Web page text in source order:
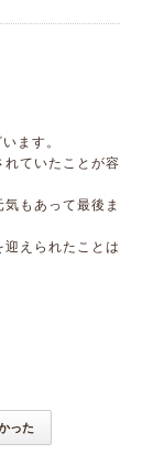
ます。
ていたことが容
もあって最後ま
えられたことは
った